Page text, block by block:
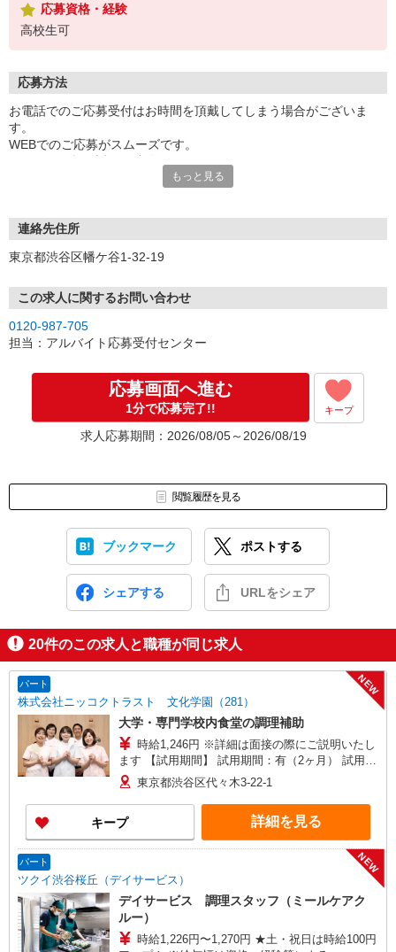
応募資格・経験
高校生可
応募方法
お電話でのご応募受付はお時間を頂戴してしまう場合がございま
す。
WEBでのご応募がスムーズです。
もっと見る
連絡先住所
東京都渋谷区幡ケ谷1-32-19
この求人に関するお問い合わせ
0120-987-705
担当：アルバイト応募受付センター
応募画面へ進む
1分で応募完了!! キープ
求人応募期間：2026/08/05～2026/08/19
閲覧履歴を見る
ブックマーク ポストする
シェアする URLをシェア
20件のこの求人と職種が同じ求人
パート
株式会社ニッコクトラスト 文化学園（281）
NEW
大学・専門学校内食堂の調理補助
時給1,246円 ※詳細は面接の際にご説明いたし
ます 【試用期間】 試用期間：有（2ヶ月） 試用期
間中の労働条件：変更なし
東京都渋谷区代々木3-22-1
キープ 詳細を見る
パート
ツクイ渋谷桜丘（デイサービス）
NEW
デイサービス 調理スタッフ（ミールケアク
ルー）
時給1,226円〜1,270円 ★土・祝日は時給100円